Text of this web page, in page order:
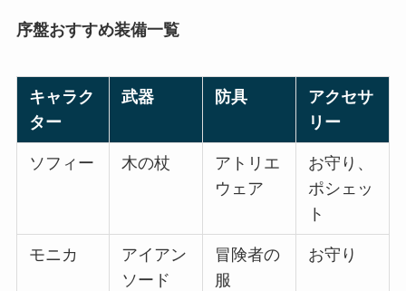
序盤おすすめ装備一覧
キャラク
ター
武器 防具
アクセサ
リー
ソフィー 木の杖
アトリエ
ウェア
お守り、
ポシェッ
ト
モニカ
アイアン
ソード
冒険者の
服
お守り